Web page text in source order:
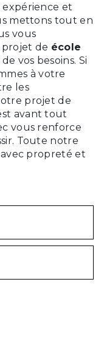
expérience et
mettons tout en
vous
projet de école
vos besoins. Si
à votre
les
projet de
avant tout
vous renforce
Toute notre
propreté et